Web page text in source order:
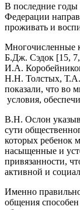
В последние годы
Федерации
проживать и
Многочисленные
Б.Дж. Сэдок [15,
И.А.
Н.Н. Толстых, Т.А.
показали, что во
условия,
В.Н. Ослон
сути
которых ребенок
насыщенные и
привязанности,
активной и
Именно
общения